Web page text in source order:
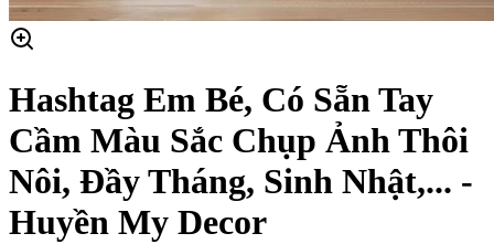
Hashtag Em Bé, Có Sẵn Tay
Cầm Màu Sắc Chụp Ảnh Thôi
Nôi, Đầy Tháng, Sinh Nhật,... -
Huyền My Decor